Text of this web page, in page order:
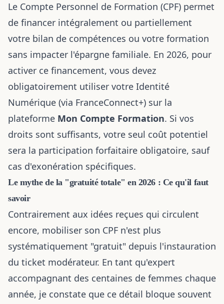
Le Compte Personnel de Formation (CPF) permet
de financer intégralement ou partiellement
votre bilan de compétences ou votre formation
sans impacter l'épargne familiale. En 2026, pour
activer ce financement, vous devez
obligatoirement utiliser votre Identité
Numérique (via FranceConnect+) sur la
plateforme Mon Compte Formation. Si vos
droits sont suffisants, votre seul coût potentiel
sera la participation forfaitaire obligatoire, sauf
cas d'exonération spécifiques.
Le mythe de la "gratuité totale" en 2026 : Ce qu'il faut
savoir
Contrairement aux idées reçues qui circulent
encore, mobiliser son CPF n'est plus
systématiquement "gratuit" depuis l'instauration
du ticket modérateur. En tant qu'expert
accompagnant des centaines de femmes chaque
année, je constate que ce détail bloque souvent